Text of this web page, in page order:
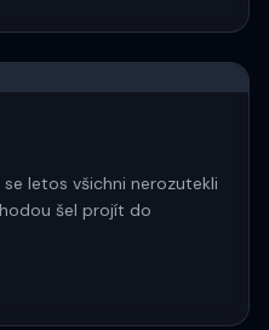
letos všichni nerozutekli
šel projít do